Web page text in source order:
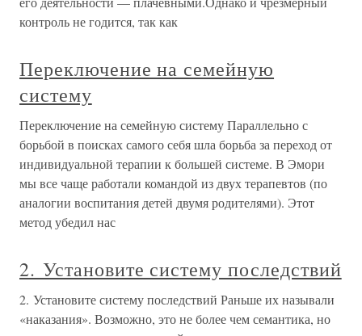
контроль не годится, так как
Переключение на семейную
систему
Переключение на семейную систему Параллельно с
борьбой в поисках самого себя шла борьба за переход от
индивидуальной терапии к большей системе. В Эмори
мы все чаще работали командой из двух терапевтов (по
аналогии воспитания детей двумя родителями). Этот
метод убедил нас
2. Установите систему последствий
2. Установите систему последствий Раньше их называли
«наказания». Возможно, это не более чем семантика, но